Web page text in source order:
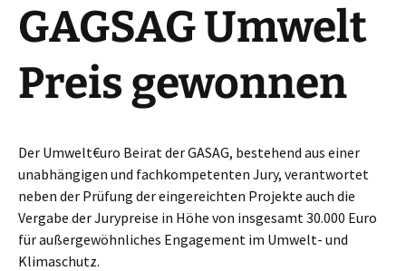
GAGSAG Umwelt
Preis gewonnen
Der Umwelt€uro Beirat der GASAG, bestehend aus einer
unabhängigen und fachkompetenten Jury, verantwortet
neben der Prüfung der eingereichten Projekte auch die
Vergabe der Jurypreise in Höhe von insgesamt 30.000 Euro
für außergewöhnliches Engagement im Umwelt- und
Klimaschutz.